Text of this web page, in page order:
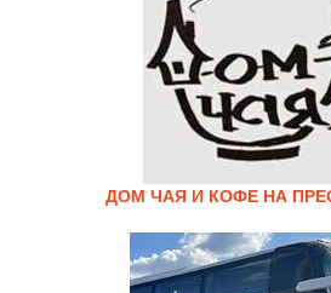
ДОМ ЧАЯ И КОФЕ НА